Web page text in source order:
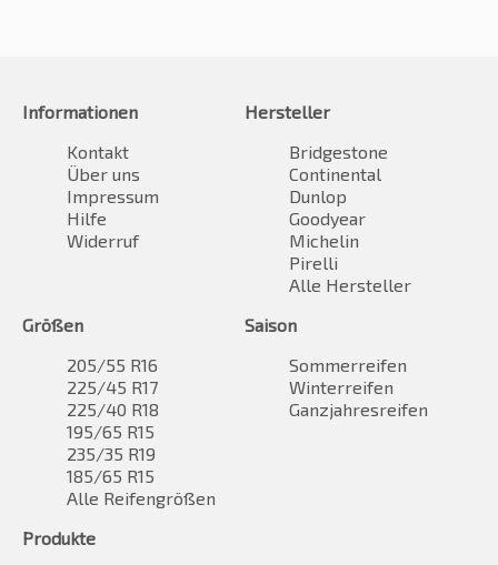
Informationen
Kontakt
Über uns
Impressum
Hilfe
Widerruf
Hersteller
Bridgestone
Continental
Dunlop
Goodyear
Michelin
Pirelli
Alle Hersteller
Größen
205/55 R16
225/45 R17
225/40 R18
195/65 R15
235/35 R19
185/65 R15
Alle Reifengrößen
Saison
Sommerreifen
Winterreifen
Ganzjahresreifen
Produkte